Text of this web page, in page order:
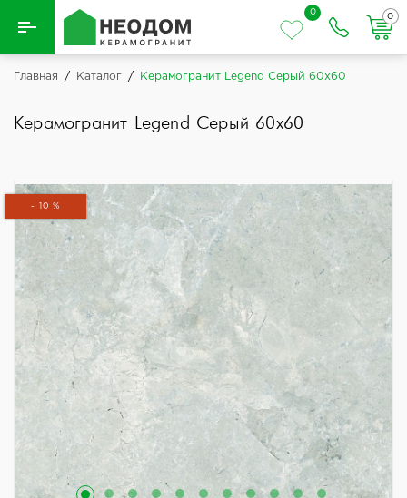
Назад
Керамогранит
0
0
Главная / Каталог / Керамогранит Legend Серый 60x60
Керамогранит Legend Серый 60x60
- 10 %